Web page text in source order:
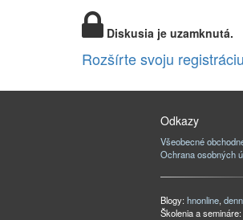
Diskusia je uzamknutá.
Rozšírte svoju registráciu
Odkazy
Všeobecné
Ochrana osobných
Blogy: hnonline,
Školenia a semináre: